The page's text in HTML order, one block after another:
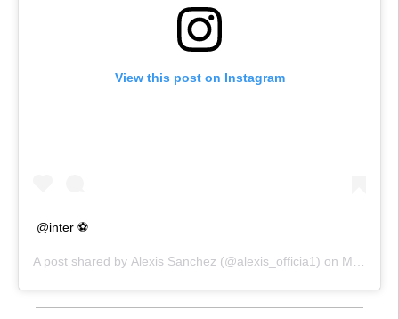
View this post on Instagram
@inter ⚽️
A post shared by Alexis Sanchez (@alexis_officia1) on May 26, 2020 at 11:33am PDT